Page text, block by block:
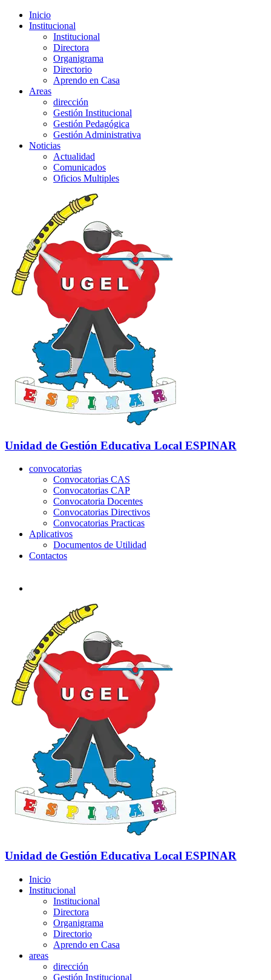
Inicio
Institucional
Institucional
Directora
Organigrama
Directorio
Aprendo en Casa
Areas
dirección
Gestión Institucional
Gestión Pedagógica
Gestión Administrativa
Noticias
Actualidad
Comunicados
Oficios Multiples
Unidad de Gestión Educativa Local ESPINAR
convocatorias
Convocatorias CAS
Convocatorias CAP
Convocatoria Docentes
Convocatorias Directivos
Convocatorias Practicas
Aplicativos
Documentos de Utilidad
Contactos
Unidad de Gestión Educativa Local ESPINAR
Inicio
Institucional
Institucional
Directora
Organigrama
Directorio
Aprendo en Casa
areas
dirección
Gestión Institucional